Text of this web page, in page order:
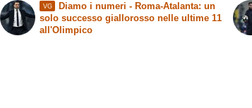
VG Diamo i numeri - Roma-Atalanta: un
solo successo giallorosso nelle ultime 11
all'Olimpico